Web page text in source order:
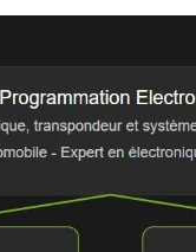
l’ensemble de